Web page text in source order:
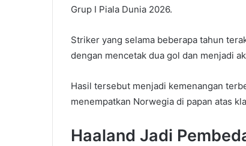
Grup I Piala Dunia 2026.
Striker yang selama beberapa tahun
dengan mencetak dua gol dan menjadi
Hasil tersebut menjadi kemenangan
menempatkan Norwegia di papan atas
Haaland Jadi